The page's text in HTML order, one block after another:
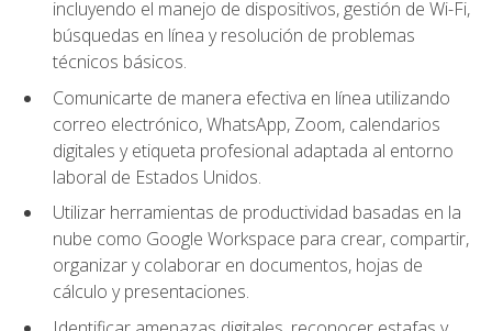
incluyendo el manejo de dispositivos, gestión de Wi-Fi,
búsquedas en línea y resolución de problemas
técnicos básicos.
Comunicarte de manera efectiva en línea utilizando
correo electrónico, WhatsApp, Zoom, calendarios
digitales y etiqueta profesional adaptada al entorno
laboral de Estados Unidos.
Utilizar herramientas de productividad basadas en la
nube como Google Workspace para crear, compartir,
organizar y colaborar en documentos, hojas de
cálculo y presentaciones.